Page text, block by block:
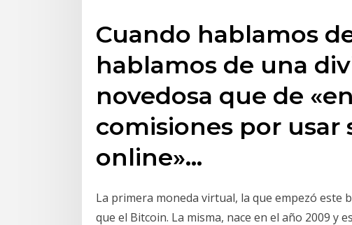
Cuando hablamos
hablamos de una
novedosa que de
comisiones por usar
online»…
La primera moneda virtual, la que empezó este
que el Bitcoin. La misma, nace en el año 2009 y